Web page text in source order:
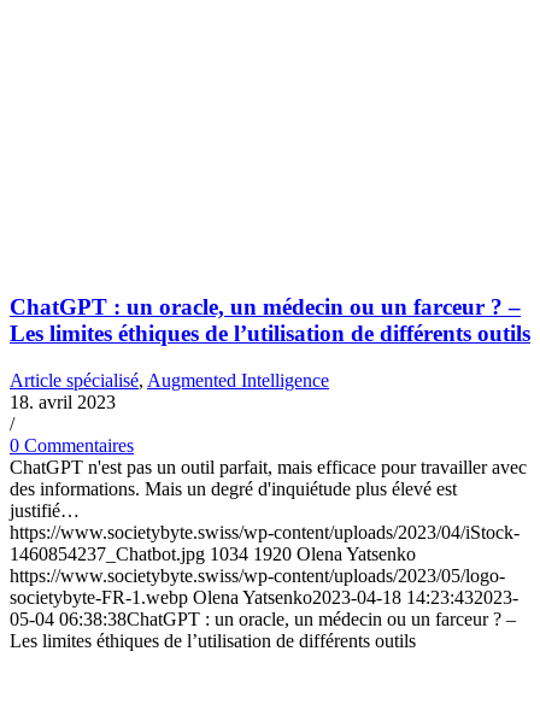
ChatGPT : un oracle, un médecin ou un farceur ? –
Les limites éthiques de l’utilisation de différents outils
Article spécialisé, Augmented Intelligence
18. avril 2023
/
0 Commentaires
ChatGPT n'est pas un outil parfait, mais efficace pour travailler avec
des informations. Mais un degré d'inquiétude plus élevé est
justifié…
https://www.societybyte.swiss/wp-content/uploads/2023/04/iStock-
1460854237_Chatbot.jpg 1034 1920 Olena Yatsenko
https://www.societybyte.swiss/wp-content/uploads/2023/05/logo-
societybyte-FR-1.webp Olena Yatsenko2023-04-18 14:23:432023-
05-04 06:38:38ChatGPT : un oracle, un médecin ou un farceur ? –
Les limites éthiques de l’utilisation de différents outils